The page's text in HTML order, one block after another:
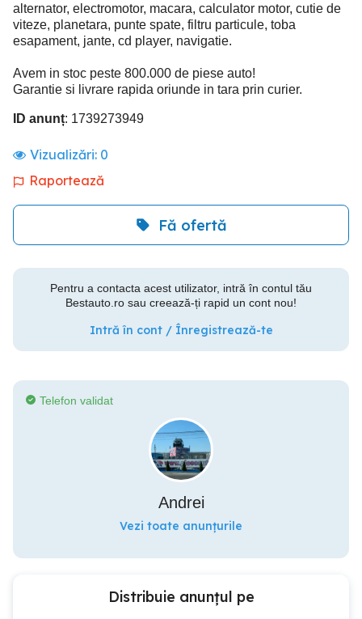
alternator, electromotor, macara, calculator motor, cutie de
viteze, planetara, punte spate, filtru particule, toba
esapament, jante, cd player, navigatie.
Avem in stoc peste 800.000 de piese auto!
Garantie si livrare rapida oriunde in tara prin curier.
ID anunț: 1739273949
Vizualizări: 0
Raportează
Fă ofertă
Pentru a contacta acest utilizator, intră în contul tău
Bestauto.ro sau creează-ți rapid un cont nou!
Intră în cont / Înregistrează-te
Telefon validat
Andrei
Vezi toate anunțurile
Distribuie anunțul pe